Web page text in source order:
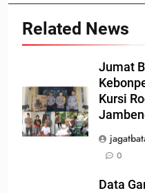
Related News
Jumat
Kursi
0
Data